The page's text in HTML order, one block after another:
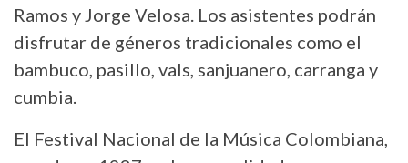
Ramos y Jorge Velosa. Los asistentes podrán
disfrutar de géneros tradicionales como el
bambuco, pasillo, vals, sanjuanero, carranga y
cumbia.
El Festival Nacional de la Música Colombiana,